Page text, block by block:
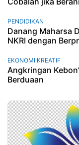
PENDIDIKAN
Danang Maharsa
NKRI dengan
EKONOMI KREATIF
Angkringan
Berduaan